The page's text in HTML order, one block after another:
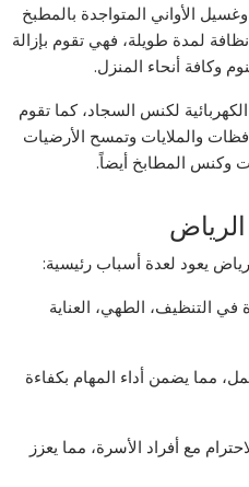
الأواني المتواجدة بالمطبخ
لمدة طويلة، فهي تقوم بإزالة
وكافة أنحاء المنزل.
لكنس السجاد، كما تقوم
والملايات وتمسح الأرضيات
وكنس المطابخ أيضاً.
يعود لعدة أسباب رئيسية:
في التنظيف، الطهي، العناية
مما يضمن أداء المهام بكفاءة
مع أفراد الأسرة، مما يعزز